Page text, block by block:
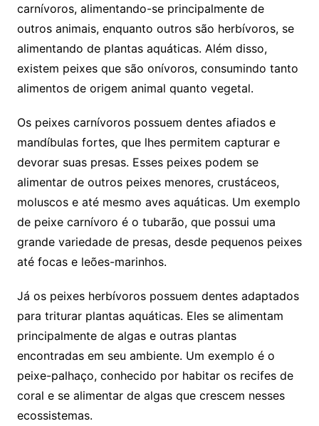
carnívoros, alimentando-se principalmente de
outros animais, enquanto outros são herbívoros, se
alimentando de plantas aquáticas. Além disso,
existem peixes que são onívoros, consumindo tanto
alimentos de origem animal quanto vegetal.
Os peixes carnívoros possuem dentes afiados e
mandíbulas fortes, que lhes permitem capturar e
devorar suas presas. Esses peixes podem se
alimentar de outros peixes menores, crustáceos,
moluscos e até mesmo aves aquáticas. Um exemplo
de peixe carnívoro é o tubarão, que possui uma
grande variedade de presas, desde pequenos peixes
até focas e leões-marinhos.
Já os peixes herbívoros possuem dentes adaptados
para triturar plantas aquáticas. Eles se alimentam
principalmente de algas e outras plantas
encontradas em seu ambiente. Um exemplo é o
peixe-palhaço, conhecido por habitar os recifes de
coral e se alimentar de algas que crescem nesses
ecossistemas.